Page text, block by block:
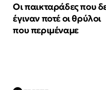
Οι παικταράδες που
έγιναν ποτέ οι θρύλοι
που περιμέναμε